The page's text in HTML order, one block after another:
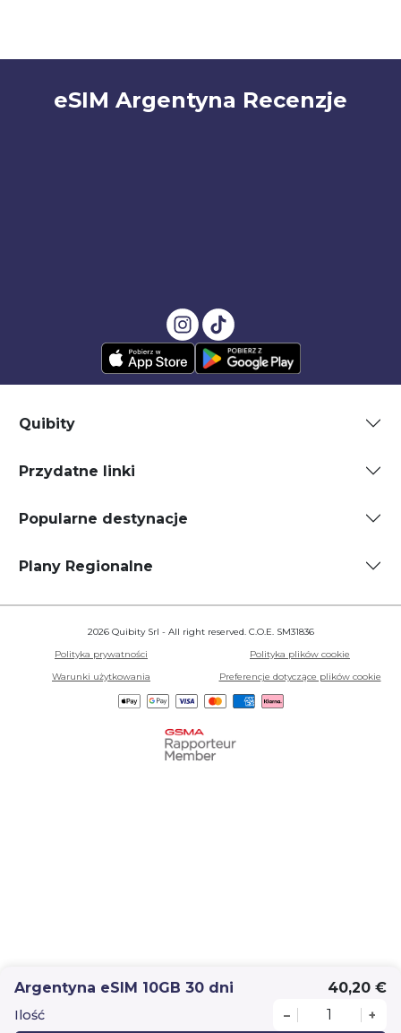
Argentyna eSIM 10GB 30 dni 40,20 €
Ilość – +
eSIM Argentyna Recenzje
Quibity
Przydatne linki
Popularne destynacje
Plany Regionalne
2026 Quibity Srl - All right reserved. C.O.E. SM31836
Polityka prywatności
Polityka plików cookie
Warunki użytkowania
Preferencje dotyczące plików cookie